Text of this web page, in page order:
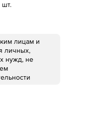
шт.
лицам и
личных,
нужд, не